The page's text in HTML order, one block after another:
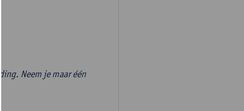
Neem je maar één